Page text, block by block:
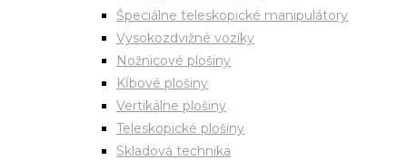
Špeciálne teleskopické manipulátory
Vysokozdvižné vozíky
Nožnicové plošiny
Kĺbové plošiny
Vertikálne plošiny
Teleskopické plošiny
Skladová technika